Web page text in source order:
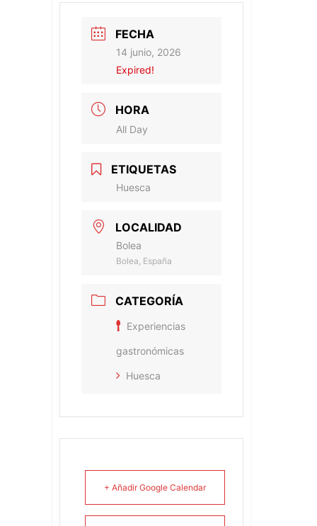
FECHA
14 junio, 2026
Expired!
HORA
All Day
ETIQUETAS
Huesca
LOCALIDAD
Bolea
Bolea, España
CATEGORÍA
Experiencias
gastronómicas
Huesca
+ Añadir Google Calendar